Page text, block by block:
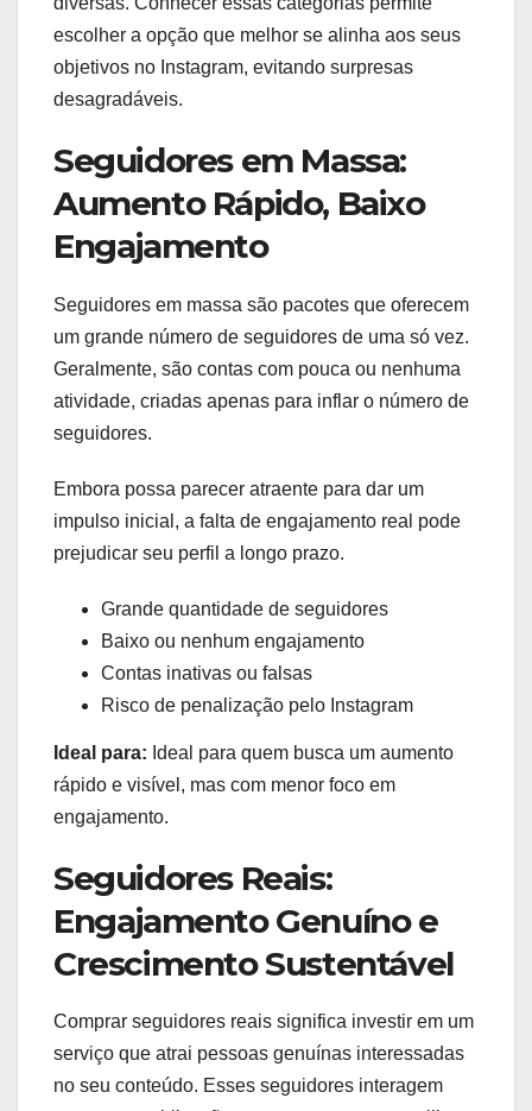
escolher a opção que melhor se alinha aos seus
objetivos no Instagram, evitando surpresas
desagradáveis.
Seguidores em Massa:
Aumento Rápido, Baixo
Engajamento
Seguidores em massa são pacotes que oferecem
um grande número de seguidores de uma só vez.
Geralmente, são contas com pouca ou nenhuma
atividade, criadas apenas para inflar o número de
seguidores.
Embora possa parecer atraente para dar um
impulso inicial, a falta de engajamento real pode
prejudicar seu perfil a longo prazo.
Grande quantidade de seguidores
Baixo ou nenhum engajamento
Contas inativas ou falsas
Risco de penalização pelo Instagram
Ideal para: Ideal para quem busca um aumento
rápido e visível, mas com menor foco em
engajamento.
Seguidores Reais:
Engajamento Genuíno e
Crescimento Sustentável
Comprar seguidores reais significa investir em um
serviço que atrai pessoas genuínas interessadas
no seu conteúdo. Esses seguidores interagem